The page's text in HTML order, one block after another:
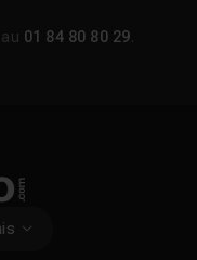
01 84 80 80 29